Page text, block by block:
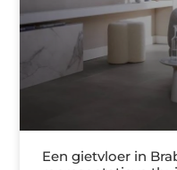
Een gietvloer in